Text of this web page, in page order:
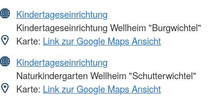
Kindertageseinrichtung
Kindertageseinrichtung Wellheim "Burgwichtel"
Karte: Link zur Google Maps Ansicht
Kindertageseinrichtung
Naturkindergarten Wellheim "Schutterwichtel"
Karte: Link zur Google Maps Ansicht